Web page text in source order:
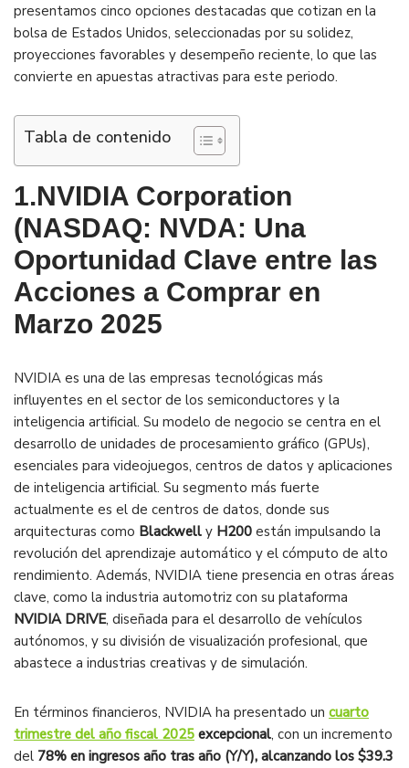
presentamos cinco opciones destacadas que cotizan en la
bolsa de Estados Unidos, seleccionadas por su solidez,
proyecciones favorables y desempeño reciente, lo que las
convierte en apuestas atractivas para este periodo.
Tabla de contenido
1.NVIDIA Corporation
(NASDAQ: NVDA: Una
Oportunidad Clave entre las
Acciones a Comprar en
Marzo 2025
NVIDIA es una de las empresas tecnológicas más
influyentes en el sector de los semiconductores y la
inteligencia artificial. Su modelo de negocio se centra en el
desarrollo de unidades de procesamiento gráfico (GPUs),
esenciales para videojuegos, centros de datos y aplicaciones
de inteligencia artificial. Su segmento más fuerte
actualmente es el de centros de datos, donde sus
arquitecturas como Blackwell y H200 están impulsando la
revolución del aprendizaje automático y el cómputo de alto
rendimiento. Además, NVIDIA tiene presencia en otras áreas
clave, como la industria automotriz con su plataforma
NVIDIA DRIVE, diseñada para el desarrollo de vehículos
autónomos, y su división de visualización profesional, que
abastece a industrias creativas y de simulación.
En términos financieros, NVIDIA ha presentado un cuarto
trimestre del año fiscal 2025 excepcional, con un incremento
del 78% en ingresos año tras año (Y/Y), alcanzando los $39.3